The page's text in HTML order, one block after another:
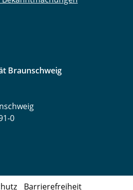
Braunschweig
0
Barrierefreiheit